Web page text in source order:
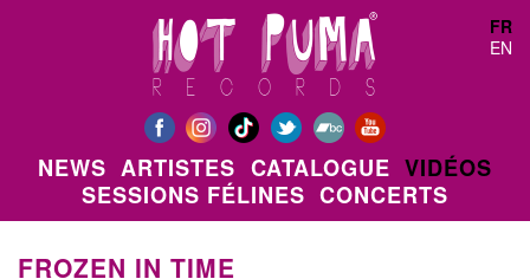
FR
EN
NEWS ARTISTES CATALOGUE VIDÉOS
SESSIONS FÉLINES CONCERTS
FROZEN IN TIME